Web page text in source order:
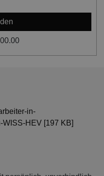
in-
WISS-HEV [197 KB]